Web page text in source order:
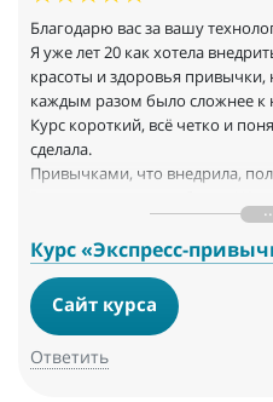
Благодарю вас за вашу
Я уже лет 20 как хотела
красоты и здоровья привычки,
каждым разом было сложнее к
Курс короткий, всё четко и
сделала.
Привычками, что внедрила,
Курс «Экспресс-
Сайт курса
Ответить